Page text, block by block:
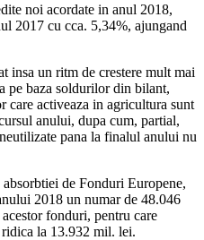
noi acordate in anul 2018,
2017 cu cca. 5,34%, ajungand
insa un ritm de crestere mult mai
pe baza soldurilor din bilant,
care activeaza in agricultura sunt
anului, dupa cum, partial,
pana la finalul anului nu
de Fonduri Europene,
2018 un numar de 48.046
fonduri, pentru care
la 13.932 mil. lei.